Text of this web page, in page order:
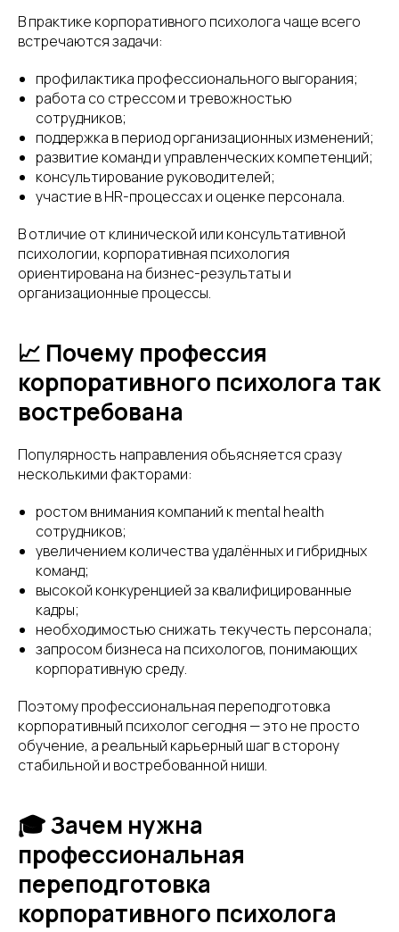
В практике корпоративного психолога чаще всего
встречаются задачи:
профилактика профессионального выгорания;
работа со стрессом и тревожностью
сотрудников;
поддержка в период организационных изменений;
развитие команд и управленческих компетенций;
консультирование руководителей;
участие в HR-процессах и оценке персонала.
В отличие от клинической или консультативной
психологии, корпоративная психология
ориентирована на бизнес-результаты и
организационные процессы.
📈 Почему профессия
корпоративного психолога так
востребована
Популярность направления объясняется сразу
несколькими факторами:
ростом внимания компаний к mental health
сотрудников;
увеличением количества удалённых и гибридных
команд;
высокой конкуренцией за квалифицированные
кадры;
необходимостью снижать текучесть персонала;
запросом бизнеса на психологов, понимающих
корпоративную среду.
Поэтому профессиональная переподготовка
корпоративный психолог сегодня — это не просто
обучение, а реальный карьерный шаг в сторону
стабильной и востребованной ниши.
🎓 Зачем нужна
профессиональная
переподготовка
корпоративного психолога